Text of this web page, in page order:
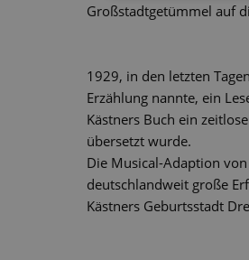
Großstadtgetümmel auf
1929, in den letzten
Erzählung nannte, ein
Kästners Buch ein
übersetzt wurde.
Die Musical-Adaption
deutschlandweit große
Kästners Geburtsstadt